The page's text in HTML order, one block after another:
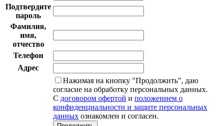
Подтвердите
пароль
Фамилия,
имя,
отчество
Телефон
Адрес
Нажимая на кнопку "Продолжить", даю
согласие на обработку персональных данных.
С договором офертой и положением о
конфиденциальности и защите персональных
данных ознакомлен и согласен.